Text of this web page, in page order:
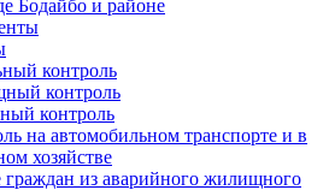
Бодайбо и районе
контроль
контроль
контроль
на автомобильном транспорте и в
хозяйстве
граждан из аварийного жилищного